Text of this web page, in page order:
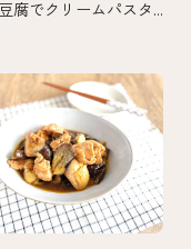
腐でクリームパスタ
に♪ かさ増し・ヘル
。